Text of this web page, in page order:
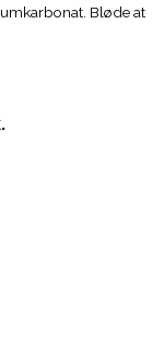
Bløde at